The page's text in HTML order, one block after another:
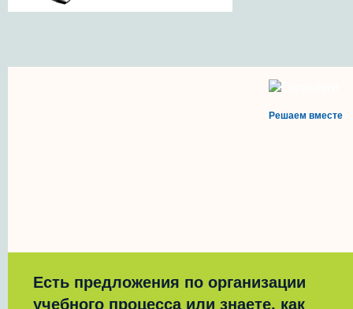
Решаем вместе
Есть предложения по организации
учебного процесса или знаете, как